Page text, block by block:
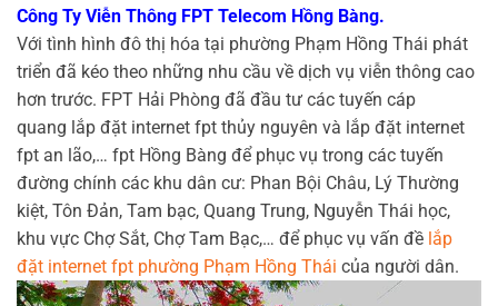
Công Ty Viễn Thông FPT Telecom Hồng Bàng.
Với tình hình đô thị hóa tại phường Phạm Hồng Thái phát
triển đã kéo theo những nhu cầu về dịch vụ viễn thông cao
hơn trước. FPT Hải Phòng đã đầu tư các tuyến cáp
quang lắp đặt internet fpt thủy nguyên và lắp đặt internet
fpt an lão,… fpt Hồng Bàng để phục vụ trong các tuyến
đường chính các khu dân cư: Phan Bội Châu, Lý Thường
kiệt, Tôn Đản, Tam bạc, Quang Trung, Nguyễn Thái học,
khu vực Chợ Sắt, Chợ Tam Bạc,… để phục vụ vấn đề lắp
đặt internet fpt phường Phạm Hồng Thái của người dân.